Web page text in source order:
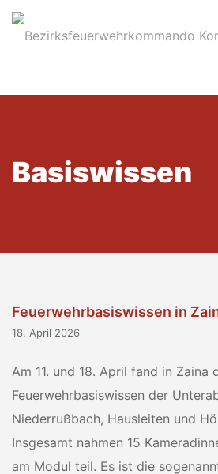
Basiswissen
Feuerwehrbasiswissen in
18. April 2026
Am 11. und 18. April fand in Zaina
Feuerwehrbasiswissen der
Niederrußbach, Hausleiten und
Insgesamt nahmen 15
am Modul teil. Es ist die